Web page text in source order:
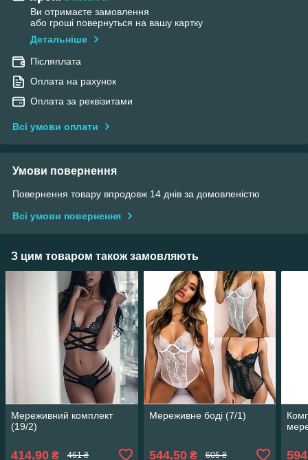
Ви отримаєте замовлення
або гроші повернуться на вашу картку
Детальніше
Післяплата
Оплата на рахунок
Оплата за реквізитами
Всі умови оплати
Умови повернення
Повернення товару впродовж 14 днів за домовленістю
Всі умови повернення
З цим товаром також замовляють
Мереживний комплект
(19/2)
414,90 ₴ 461 ₴
Мереживне боді (7/1)
544,50₴ 605 ₴ 594